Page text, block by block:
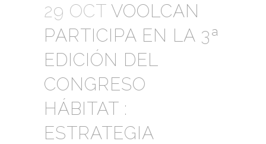
29 OCT VOOLCAN
PARTICIPA EN LA 3ª
EDICIÓN DEL
CONGRESO
HÁBITAT :
ESTRATEGIA